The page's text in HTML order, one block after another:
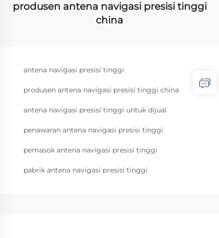
produsen antena navigasi presisi tinggi
china
antena navigasi presisi tinggi
produsen antena navigasi presisi tinggi china
antena navigasi presisi tinggi untuk dijual
penawaran antena navigasi presisi tinggi
pemasok antena navigasi presisi tinggi
pabrik antena navigasi presisi tinggi